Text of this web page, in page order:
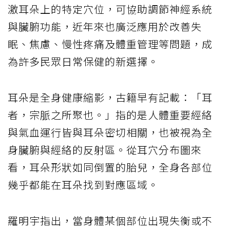
激耳朵上的特定穴位，可協助調節神經系統
與臟腑功能，近年來也廣泛應用於改善失
眠、焦慮、慢性疼痛及體重管理等問題，成
為許多民眾日常保健的新選擇。
耳朵是全身健康縮影，古籍早有記載：「耳
者，宗脈之所聚也。」指的是人體重要經絡
與氣血運行皆與耳朵密切相關，也被視為全
身臟腑與經絡的反射區。從耳穴分布圖來
看，耳朵形狀如同倒置的胎兒，全身各部位
幾乎都能在耳朵找到對應區域。
羅明宇指出，當身體某個部位出現失衡或不